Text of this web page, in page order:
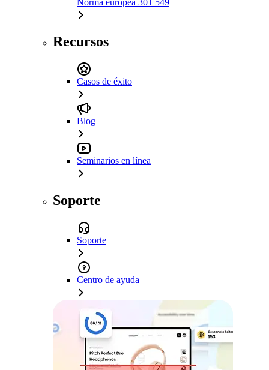
Recursos
Casos de éxito
Blog
Seminarios en línea
Soporte
Soporte
Centro de ayuda